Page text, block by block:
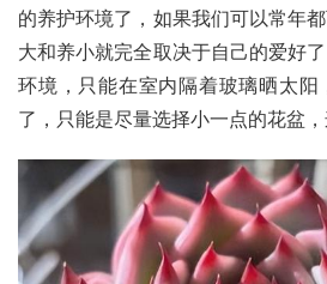
的养护环境了，如果我们可以常年
大和养小就完全取决于自己的爱好
环境，只能在室内隔着玻璃晒太阳
了，只能是尽量选择小一点的花盆，